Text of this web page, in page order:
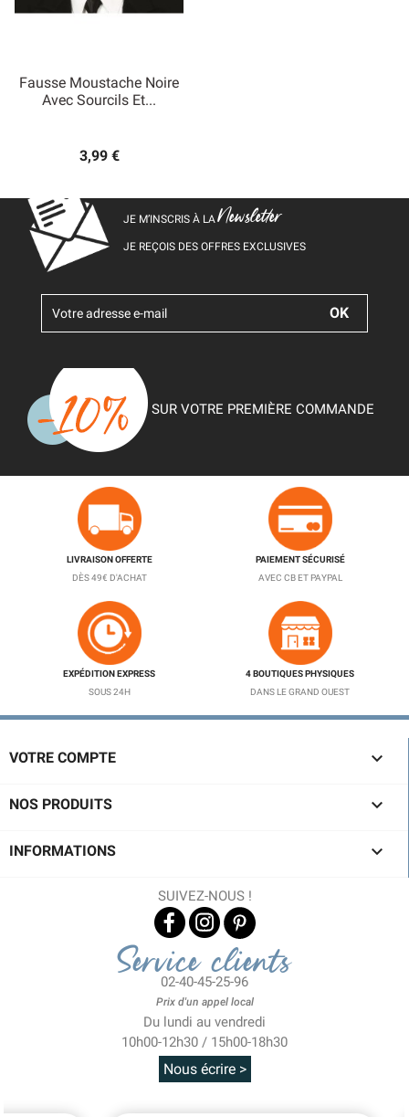
Fausse Moustache Noire
Avec Sourcils Et...
3,99 €
JE M’INSCRIS À LANewsletter
JE REÇOIS DES OFFRES EXCLUSIVES
SUR VOTRE PREMIÈRE COMMANDE
LIVRAISON OFFERTE
DÈS 49€ D'ACHAT
PAIEMENT SÉCURISÉ
AVEC CB ET PAYPAL
EXPÉDITION EXPRESS
SOUS 24H
4 BOUTIQUES PHYSIQUES
DANS LE GRAND OUEST
VOTRE COMPTE 
NOS PRODUITS 
INFORMATIONS 
SUIVEZ-NOUS !
Service clients
02-40-45-25-96
Prix d'un appel local
Du lundi au vendredi
10h00-12h30 / 15h00-18h30
Nous écrire >